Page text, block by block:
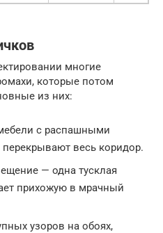
многие
которые потом
из них:
с распашными
весь коридор.
— одна тусклая
прихожую в мрачный
узоров на обоях,